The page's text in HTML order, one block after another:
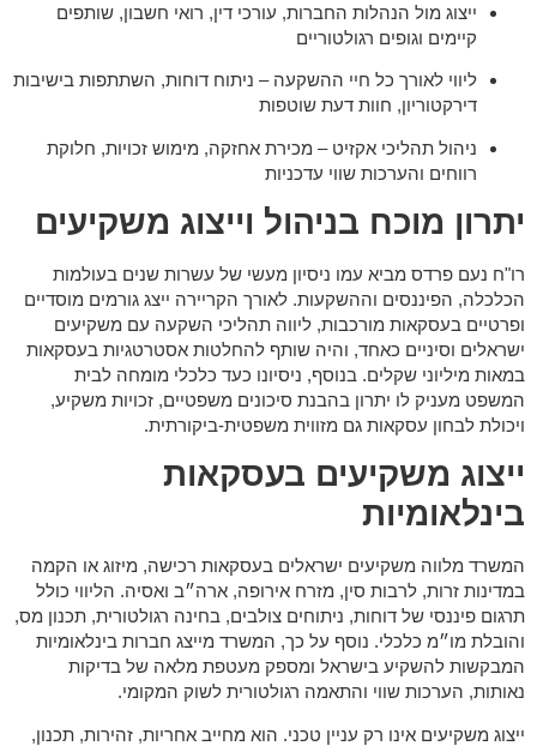
ייצוג מול הנהלות החברות, עורכי דין, רואי חשבון, שותפים
קיימים וגופים רגולטוריים
ליווי לאורך כל חיי ההשקעה – ניתוח דוחות, השתתפות בישיבות
דירקטוריון, חוות דעת שוטפות
ניהול תהליכי אקזיט – מכירת אחזקה, מימוש זכויות, חלוקת
רווחים והערכות שווי עדכניות
יתרון מוכח בניהול וייצוג משקיעים
רו"ח נעם פרדס מביא עמו ניסיון מעשי של עשרות שנים בעולמות
הכלכלה, הפיננסים וההשקעות. לאורך הקריירה ייצג גורמים מוסדיים
ופרטיים בעסקאות מורכבות, ליווה תהליכי השקעה עם משקיעים
ישראלים וסיניים כאחד, והיה שותף להחלטות אסטרטגיות בעסקאות
במאות מיליוני שקלים. בנוסף, ניסיונו כעד כלכלי מומחה לבית
המשפט מעניק לו יתרון בהבנת סיכונים משפטיים, זכויות משקיע,
ויכולת לבחון עסקאות גם מזווית משפטית-ביקורתית.
ייצוג משקיעים בעסקאות
בינלאומיות
המשרד מלווה משקיעים ישראלים בעסקאות רכישה, מיזוג או הקמה
במדינות זרות, לרבות סין, מזרח אירופה, ארה״ב ואסיה. הליווי כולל
תרגום פיננסי של דוחות, ניתוחים צולבים, בחינה רגולטורית, תכנון מס,
והובלת מו״מ כלכלי. נוסף על כך, המשרד מייצג חברות בינלאומיות
המבקשות להשקיע בישראל ומספק מעטפת מלאה של בדיקות
נאותות, הערכות שווי והתאמה רגולטורית לשוק המקומי.
ייצוג משקיעים אינו רק עניין טכני. הוא מחייב אחריות, זהירות, תכנון,